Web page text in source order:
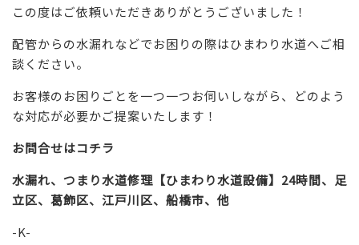
この度はご依頼いただきありがとうございました！
配管からの水漏れなどでお困りの際はひまわり水道へご相
談ください。
お客様のお困りごとを一つ一つお伺いしながら、どのよう
な対応が必要かご提案いたします！
お問合せはコチラ
水漏れ、つまり水道修理【ひまわり水道設備】24時間、足
立区、葛飾区、江戸川区、船橋市、他
-K-